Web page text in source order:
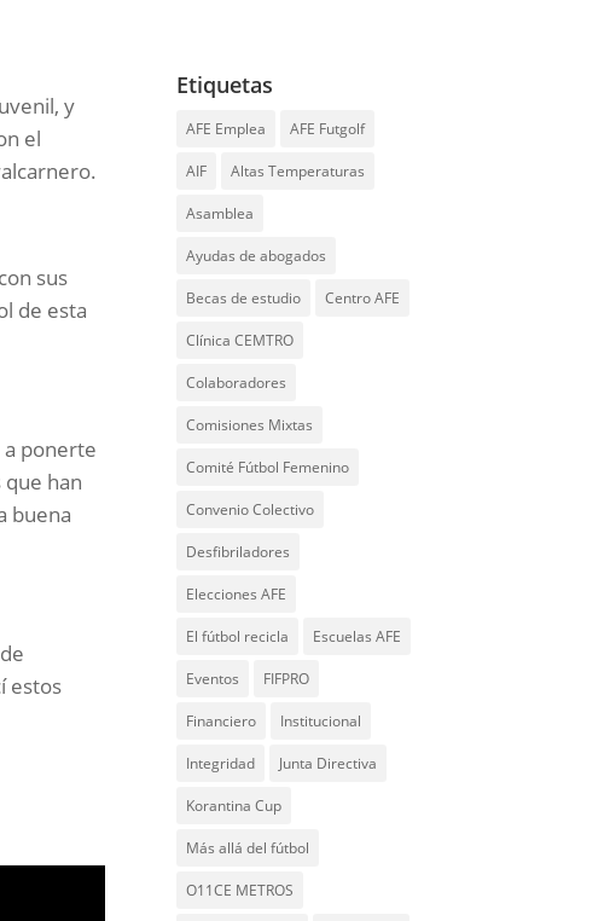
y
el
sus
de esta
a ponerte
han
buena
estos
Etiquetas
AFE Emplea AFE Futgolf
AIF Altas Temperaturas
Asamblea
Ayudas de abogados
Becas de estudio Centro AFE
Clínica CEMTRO
Colaboradores
Comisiones Mixtas
Comité Fútbol Femenino
Convenio Colectivo
Desfibriladores
Elecciones AFE
El fútbol recicla Escuelas AFE
Eventos FIFPRO
Financiero Institucional
Integridad Junta Directiva
Korantina Cup
Más allá del fútbol
O11CE METROS